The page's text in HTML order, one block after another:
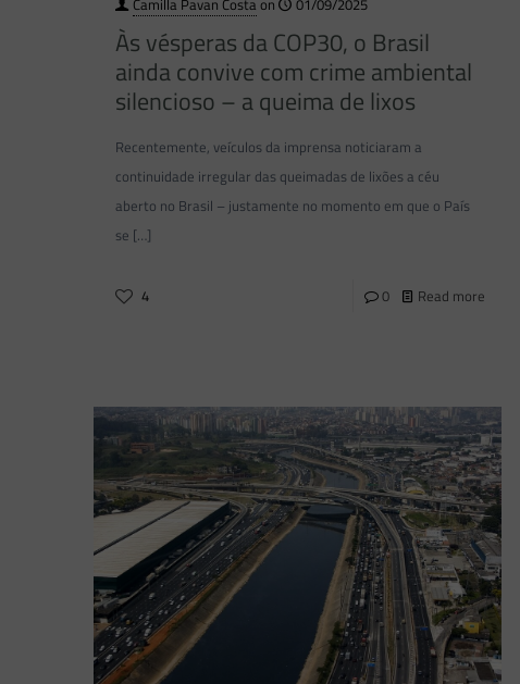
Às vésperas da COP30, o Brasil
ainda convive com crime ambiental
silencioso – a queima de lixos
Recentemente, veículos da imprensa noticiaram a
continuidade irregular das queimadas de lixões a céu
aberto no Brasil – justamente no momento em que o País
se […]
4 0 Read more